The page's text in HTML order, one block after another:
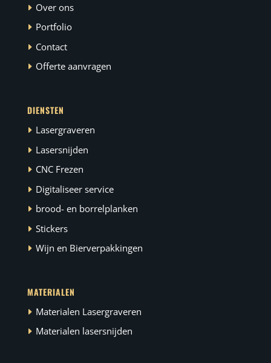
Over ons
Portfolio
Contact
Offerte aanvragen
DIENSTEN
Lasergraveren
Lasersnijden
CNC Frezen
Digitaliseer service
brood- en borrelplanken
Stickers
Wijn en Bierverpakkingen
MATERIALEN
Materialen Lasergraveren
Materialen lasersnijden